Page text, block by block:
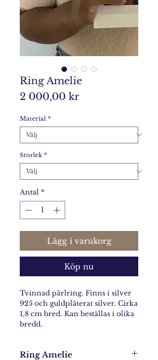
Ring Amelie
2 000,00 krPris
Material *
Storlek *
Antal *
Lägg i varukorg
Köp nu
Tvinnad pärlring. Finns i silver
925 och guldpläterat silver. Cirka
1,8 cm bred. Kan beställas i olika
bredd.
Ring Amelie